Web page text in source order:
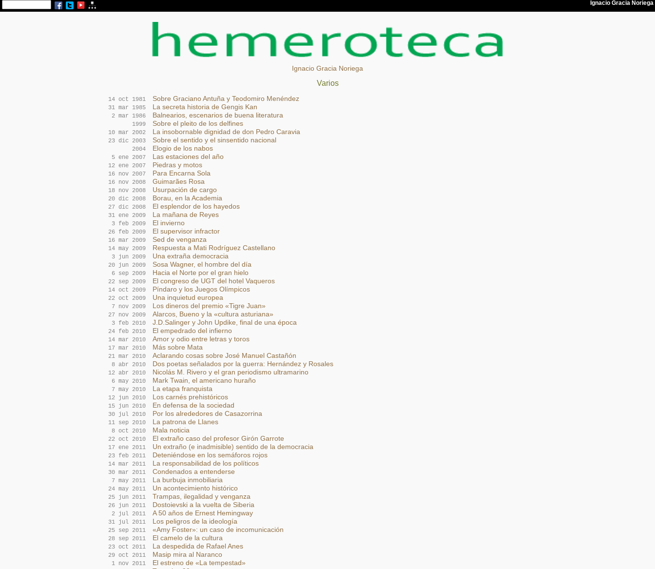
Ignacio Gracia Noriega
Varios
14 oct 1981 Sobre Graciano Antuña y Teodomiro Menéndez
31 mar 1985 La secreta historia de Gengis Kan
2 mar 1986 Balnearios, escenarios de buena literatura
1999 Sobre el pleito de los delfines
10 mar 2002 La insobornable dignidad de don Pedro Caravia
23 dic 2003 Sobre el sentido y el sinsentido nacional
2004 Elogio de los nabos
5 ene 2007 Las estaciones del año
12 ene 2007 Piedras y motos
16 nov 2007 Para Encarna Sola
16 nov 2008 Guimarães Rosa
18 nov 2008 Usurpación de cargo
20 dic 2008 Borau, en la Academia
27 dic 2008 El esplendor de los hayedos
31 ene 2009 La mañana de Reyes
3 feb 2009 El invierno
26 feb 2009 El supervisor infractor
16 mar 2009 Sed de venganza
14 may 2009 Respuesta a Mati Rodríguez Castellano
3 jun 2009 Una extraña democracia
20 jun 2009 Sosa Wagner, el hombre del día
6 sep 2009 Hacia el Norte por el gran hielo
22 sep 2009 El congreso de UGT del hotel Vaqueros
14 oct 2009 Píndaro y los Juegos Olímpicos
22 oct 2009 Una inquietud europea
7 nov 2009 Los dineros del premio «Tigre Juan»
27 nov 2009 Alarcos, Bueno y la «cultura asturiana»
3 feb 2010 J.D.Salinger y John Updike, final de una época
24 feb 2010 El empedrado del infierno
14 mar 2010 Amor y odio entre letras y toros
17 mar 2010 Más sobre Mata
21 mar 2010 Aclarando cosas sobre José Manuel Castañón
8 abr 2010 Dos poetas señalados por la guerra: Hernández y Rosales
12 abr 2010 Nicolás M. Rivero y el gran periodismo ultramarino
6 may 2010 Mark Twain, el americano huraño
7 may 2010 La etapa franquista
12 jun 2010 Los carnés prehistóricos
15 jun 2010 En defensa de la sociedad
30 jul 2010 Por los alrededores de Casazorrina
11 sep 2010 La patrona de Llanes
8 oct 2010 Mala noticia
22 oct 2010 El extraño caso del profesor Girón Garrote
17 ene 2011 Un extraño (e inadmisible) sentido de la democracia
23 feb 2011 Deteniéndose en los semáforos rojos
14 mar 2011 La responsabilidad de los políticos
30 mar 2011 Condenados a entenderse
7 may 2011 La burbuja inmobiliaria
24 may 2011 Un acontecimiento histórico
25 jun 2011 Trampas, ilegalidad y venganza
26 jun 2011 Dostoievski a la vuelta de Siberia
2 jul 2011 A 50 años de Ernest Hemingway
31 jul 2011 Los peligros de la ideología
25 sep 2011 «Amy Foster»: un caso de incomunicación
28 sep 2011 El camelo de la cultura
23 oct 2011 La despedida de Rafael Anes
29 oct 2011 Masip mira al Naranco
1 nov 2011 El estreno de «La tempestad»